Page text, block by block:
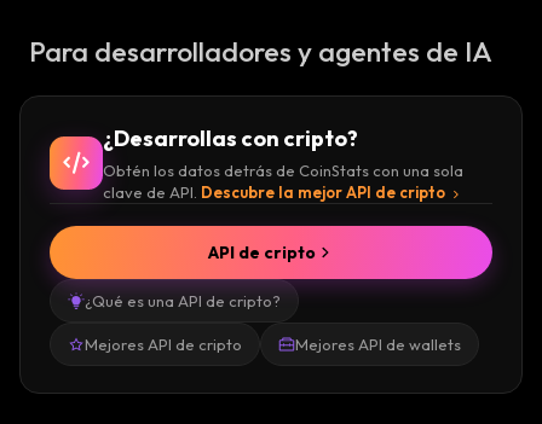
Para desarrolladores y agentes de IA
¿Desarrollas con cripto?
Obtén los datos detrás de CoinStats con una sola
clave de API. Descubre la mejor API de cripto
¿Qué es una API de cripto?
Mejores API de cripto Mejores API de wallets
API de cripto